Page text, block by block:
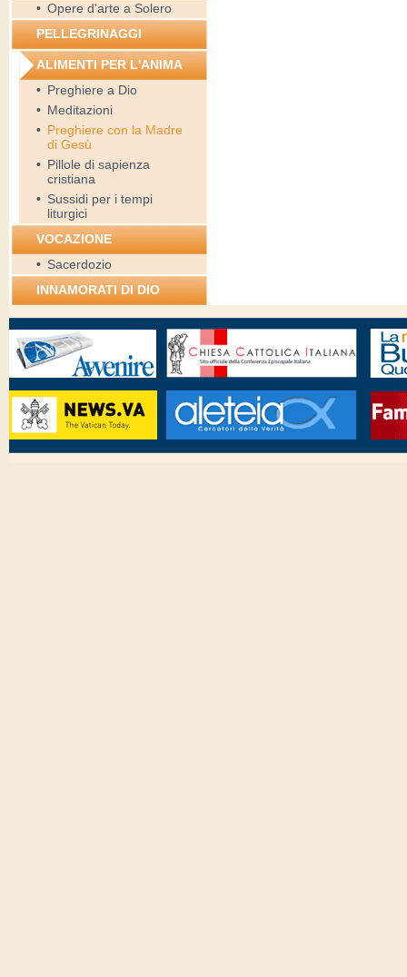
• Opere d'arte a Solero
PELLEGRINAGGI
ALIMENTI PER L'ANIMA
• Preghiere a Dio
• Meditazioni
• Preghiere con la Madre
di Gesù
• Pillole di sapienza
cristiana
• Sussidi per i tempi
liturgici
VOCAZIONE
• Sacerdozio
INNAMORATI DI DIO